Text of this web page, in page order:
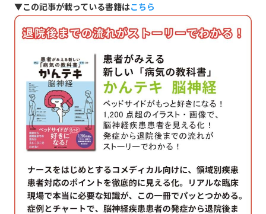
▼この記事が載っている書籍はこちら